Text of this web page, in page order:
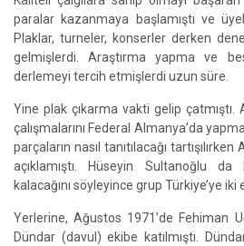
paralar kazanmaya başlamıştı ve
Plaklar, turneler, konserler derken
gelmişlerdi. Araştırma yapma ve
derlemeyi tercih etmişlerdi uzun süre.
Yine plak çıkarma vakti gelip çatmıştı.
çalışmalarını Federal Almanya’da
parçaların nasıl tanıtılacağı
açıklamıştı. Hüseyin Sultanoğlu
kalacağını söyleyince grup Türkiye’ye
Yerlerine, Ağustos 1971’de Fehiman
Dündar (davul) ekibe katılmıştı.